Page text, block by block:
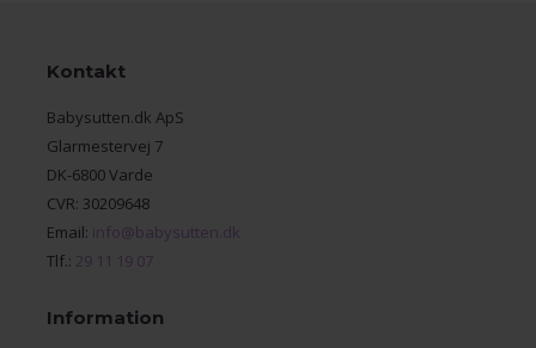
Kontakt
Babysutten.dk ApS
Glarmestervej 7
DK-6800 Varde
CVR: 30209648
Email: info@babysutten.dk
Tlf.: 29 11 19 07
Information